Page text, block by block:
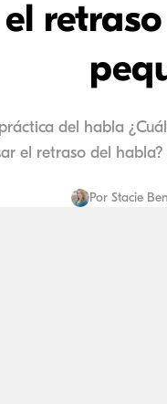
el
del habla
el retraso del
Por Stacie